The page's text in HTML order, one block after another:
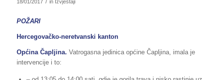
18/01/2017 in Izvještaji
POŽARI
Hercegovačko-neretvanski kanton
Općina Čapljina. Vatrogasna jedinica općine Čapljina, imala je
intervencije i to: